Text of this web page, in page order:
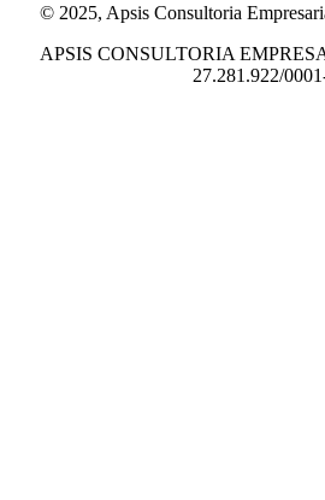
© 2025, Apsis Consultoria
APSIS CONSULTORIA
27.281.922/